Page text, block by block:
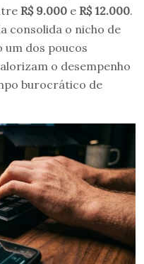
R$ 9.000 e R$ 12.000.
consolida o nicho de
dos poucos
o desempenho
burocrático de